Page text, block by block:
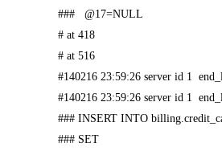
### @17=NULL
# at 418
# at 516
#140216 23:59:26 server id 1
#140216 23:59:26 server id 1
### INSERT INTO
### SET